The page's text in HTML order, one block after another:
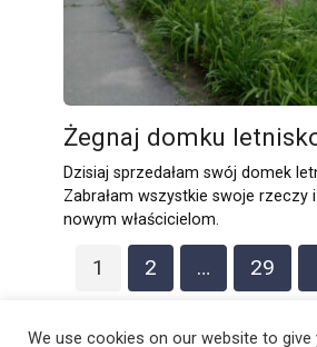
Żegnaj domku
Dzisiaj sprzedałam swój domek
Zabrałam wszystkie swoje rzeczy
nowym właścicielom.
Stronicowanie
1 2 … 29
We use cookies on our website to